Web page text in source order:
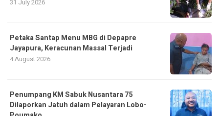
31 July 2026
Petaka Santap Menu MBG di Depapre
Jayapura, Keracunan Massal Terjadi
4 August 2026
Penumpang KM Sabuk Nusantara 75
Dilaporkan Jatuh dalam Pelayaran Lobo-